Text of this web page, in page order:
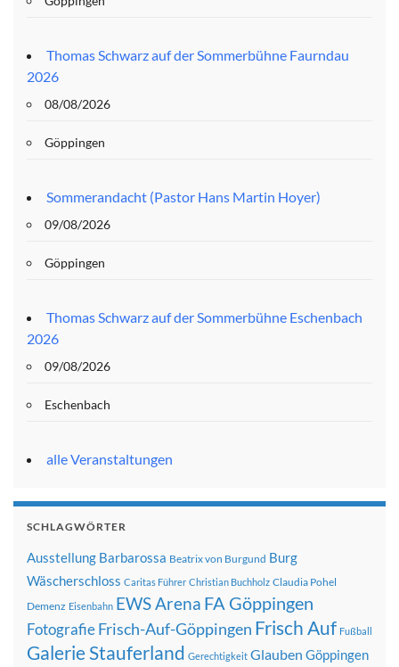
Thomas Schwarz auf der Sommerbühne Faurndau
2026
08/08/2026
Göppingen
Sommerandacht (Pastor Hans Martin Hoyer)
09/08/2026
Göppingen
Thomas Schwarz auf der Sommerbühne Eschenbach
2026
09/08/2026
Eschenbach
alle Veranstaltungen
SCHLAGWÖRTER
Ausstellung Barbarossa Beatrix von Burgund Burg
Wäscherschloss Caritas Führer Christian Buchholz Claudia Pohel
Demenz Eisenbahn EWS Arena FA Göppingen
FotografieFrisch-Auf-Göppingen Frisch Auf Fußball
Galerie Stauferland Gerechtigkeit Glauben Göppingen